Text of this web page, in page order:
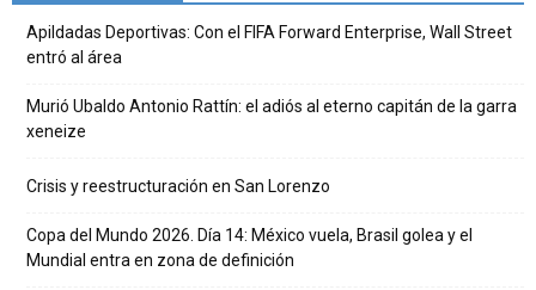
Apildadas Deportivas: Con el FIFA Forward Enterprise, Wall Street
entró al área
Murió Ubaldo Antonio Rattín: el adiós al eterno capitán de la garra
xeneize
Crisis y reestructuración en San Lorenzo
Copa del Mundo 2026. Día 14: México vuela, Brasil golea y el
Mundial entra en zona de definición